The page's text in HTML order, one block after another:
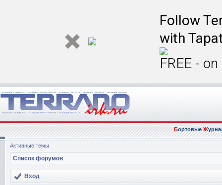
Follow
with
FREE -
БортовыеЖ
Активные темы
Список форумов
Вход